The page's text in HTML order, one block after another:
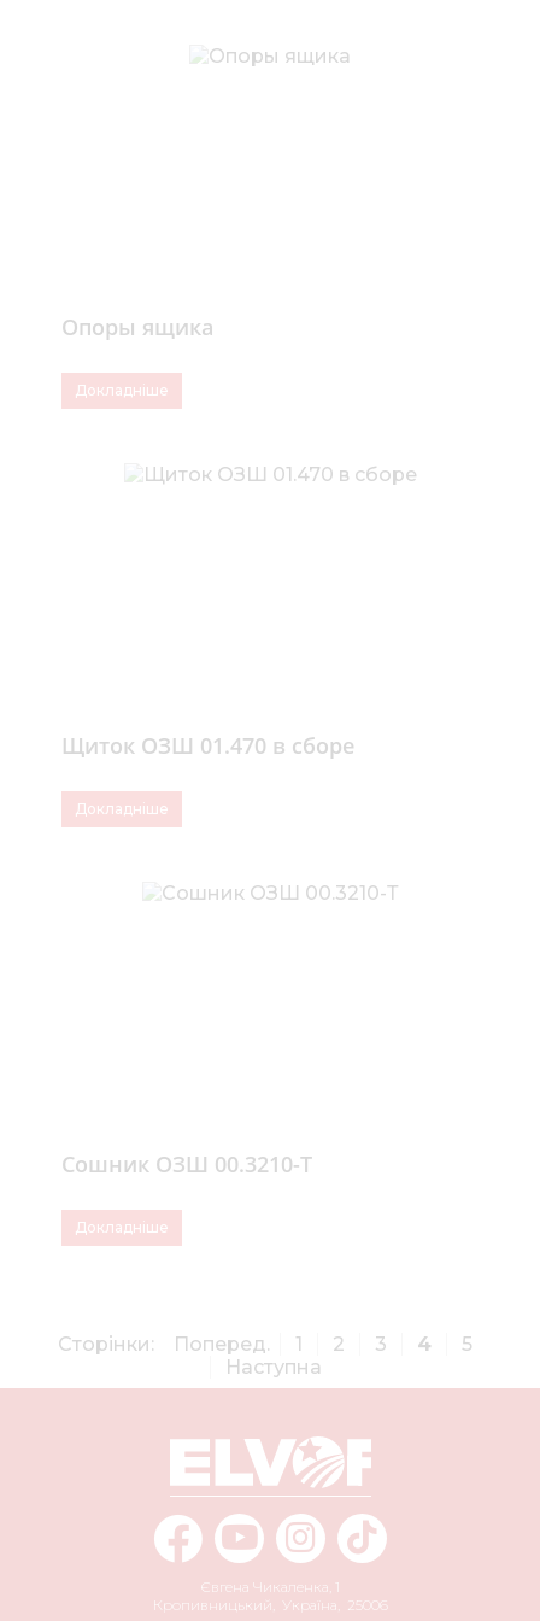
Опоры ящика
Докладніше
Щиток ОЗШ 01.470 в сборе
Докладніше
Сошник ОЗШ 00.3210-Т
Докладніше
Сторінки: Поперед. 1 2 3 4
5
Наступна
Євгена Чикаленка, 1
Кропивницький
Україна 25006